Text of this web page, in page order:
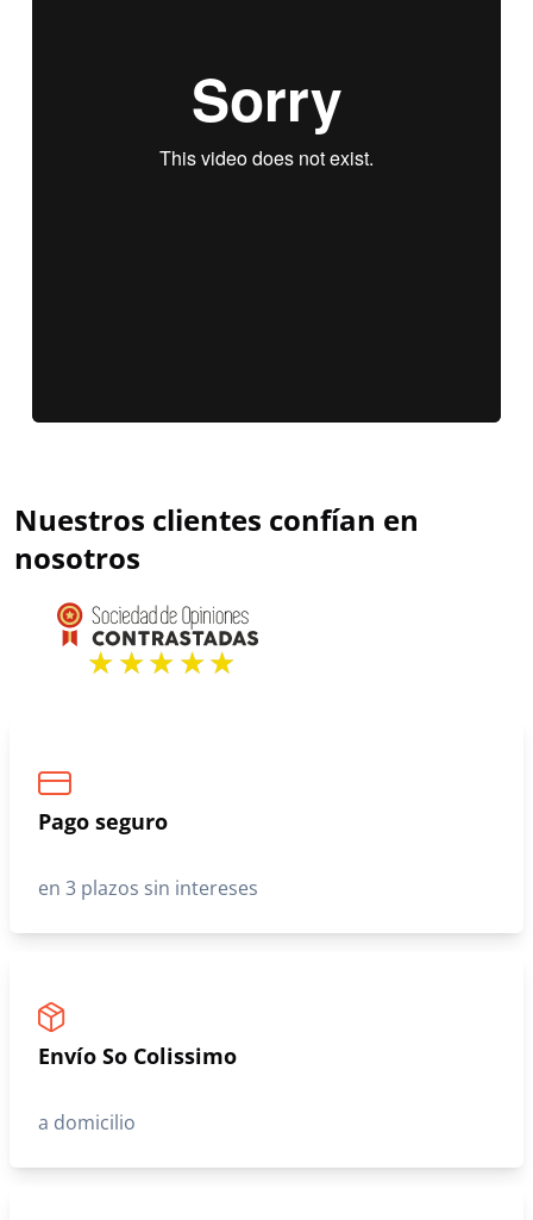
Nuestros clientes confían en
nosotros
Pago seguro
en 3 plazos sin intereses
Envío So Colissimo
a domicilio